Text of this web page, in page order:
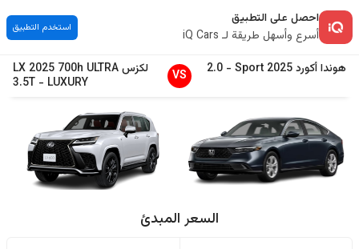
احصل على التطبيق
أسرع وأسهل طريقة لـ iQ Cars
استخدم التطبيق
هونداأكورد2025
Sport
-
2.0
VS لكزس LX 2025 700h ULTRA
LUXURY
-
3.5T
السعر المبدئ